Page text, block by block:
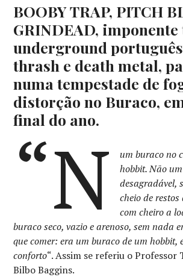
BOOBY TRAP, PITCH
GRINDEAD,
underground
thrash e death metal,
numa tempestade de
distorção no Buraco,
final do ano.
“N
um buraco no
hobbit. Não
desagradável,
cheio de
com cheiro a
buraco seco, vazio e arenoso, sem nada
que comer: era um buraco de um hobbit,
conforto“. Assim se referiu o Professor
Bilbo Baggins.